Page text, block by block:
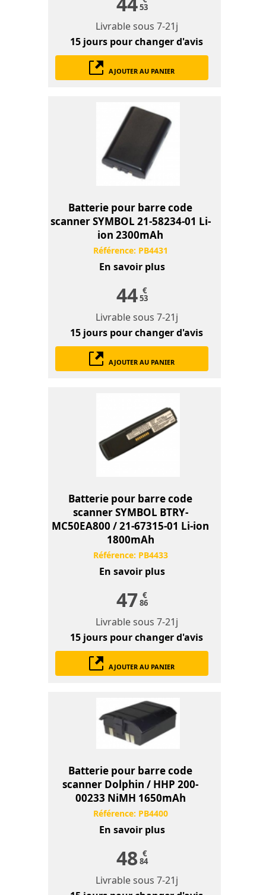
53
Livrable sous 7-21j
15 jours pour changer d'avis
AJOUTER AU PANIER
Batterie pour barre code
scanner SYMBOL 21-58234-01 Li-
ion 2300mAh
Référence: PB4431
En savoir plus
44 €
53
Livrable sous 7-21j
15 jours pour changer d'avis
AJOUTER AU PANIER
Batterie pour barre code
scanner SYMBOL BTRY-
MC50EA800 / 21-67315-01 Li-ion
1800mAh
Référence: PB4433
En savoir plus
47 €
86
Livrable sous 7-21j
15 jours pour changer d'avis
AJOUTER AU PANIER
Batterie pour barre code
scanner Dolphin / HHP 200-
00233 NiMH 1650mAh
Référence: PB4400
En savoir plus
48 €
84
Livrable sous 7-21j